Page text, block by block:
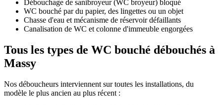
Débouchage de sanibroyeur (WC broyeur) bloqué
WC bouché par du papier, des lingettes ou un objet
Chasse d'eau et mécanisme de réservoir défaillants
Canalisation de WC et colonne d'immeuble engorgées
Tous les types de WC bouché débouchés à
Massy
Nos déboucheurs interviennent sur toutes les installations, du
modèle le plus ancien au plus récent :